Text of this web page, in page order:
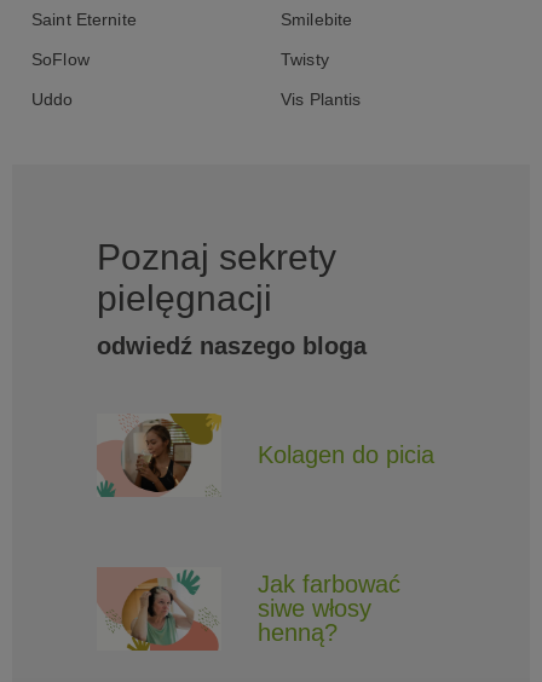
Saint Eternite Smilebite
SoFlow Twisty
Uddo Vis Plantis
Poznaj sekrety
pielęgnacji
odwiedź naszego bloga
Kolagen do picia
Jak farbować
siwe włosy
henną?